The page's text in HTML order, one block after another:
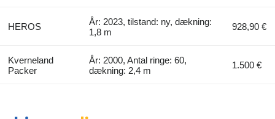
HEROS
År: 2023, tilstand: ny, dækning:
1,8 m
928,90 €
Kverneland
Packer
År: 2000, Antal ringe: 60,
dækning: 2,4 m
1.500 €